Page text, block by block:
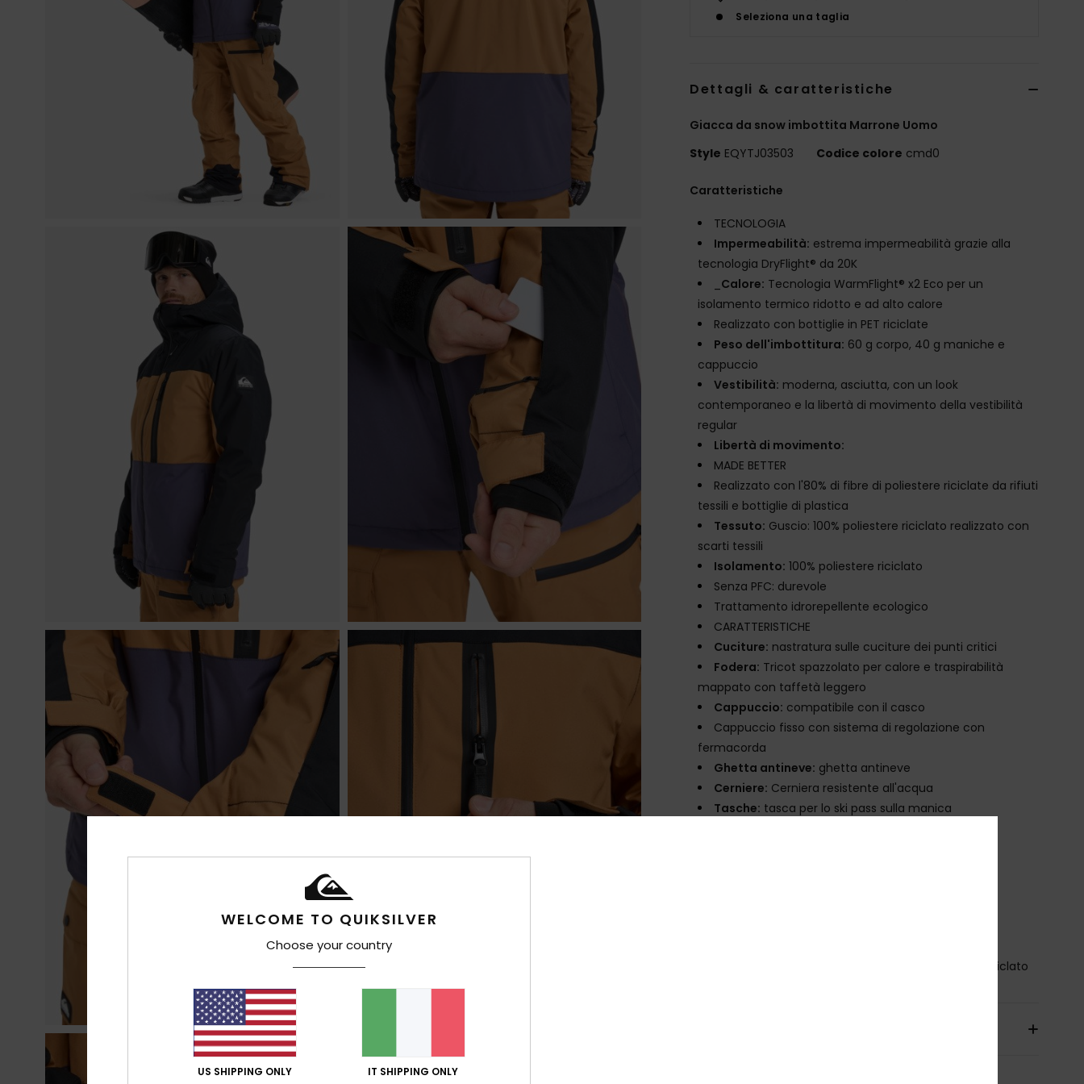
Seleziona una taglia
Dettagli & caratteristiche
Giacca da snow imbottita Marrone Uomo
Style EQYTJ03503 Codice colore cmd0
Caratteristiche
TECNOLOGIA
Impermeabilità: estrema impermeabilità grazie alla
tecnologia DryFlight® da 20K
Calore: Tecnologia WarmFlight® x2 Eco per un
isolamento termico ridotto e ad alto calore
Realizzato con bottiglie in PET riciclate
Peso dell'imbottitura: 60 g corpo, 40 g maniche e
cappuccio
Vestibilità: moderna, asciutta, con un look
contemporaneo e la libertà di movimento della vestibilità
regular
Libertà di movimento:
MADE BETTER
Realizzato con l'80% di fibre di poliestere riciclate da rifiuti
tessili e bottiglie di plastica
Tessuto: Guscio: 100% poliestere riciclato realizzato con
scarti tessili
Isolamento: 100% poliestere riciclato
Senza PFC: durevole
Trattamento idrorepellente ecologico
CARATTERISTICHE
Cuciture: nastratura sulle cuciture dei punti critici
Fodera: Tricot spazzolato per calore e traspirabilità
mappato con taffetà leggero
Cappuccio: compatibile con il casco
Cappuccio fisso con sistema di regolazione con
fermacorda
Ghetta antineve: ghetta antineve
Cerniere: Cerniera resistente all'acqua
Tasche: tasca per lo ski pass sulla manica
[Tessuto principale] 100% poliestere riciclato
WELCOME TO QUIKSILVER
Choose your country
US SHIPPING ONLY IT SHIPPING ONLY